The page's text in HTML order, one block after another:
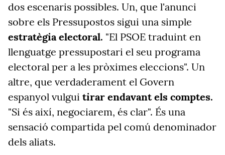
dos escenaris possibles. Un, que l'anunci
sobre els Pressupostos sigui una simple
estratègia electoral. "El PSOE traduint en
llenguatge pressupostari el seu programa
electoral per a les pròximes eleccions". Un
altre, que verdaderament el Govern
espanyol vulgui tirar endavant els comptes.
"Si és així, negociarem, és clar". És una
sensació compartida pel comú denominador
dels aliats.